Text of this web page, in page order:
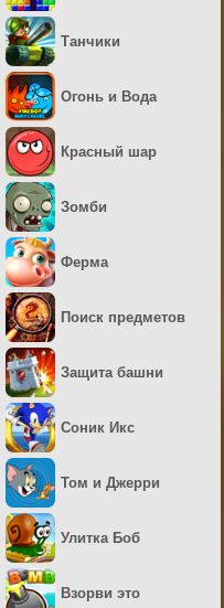
Танчики
Огонь и Вода
Красный шар
Зомби
Ферма
Поиск предметов
Защита башни
Соник Икс
Том и Джерри
Улитка Боб
Взорви это